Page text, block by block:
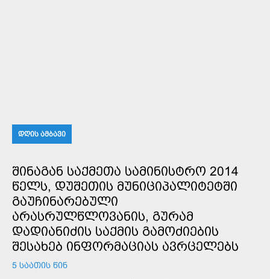
ᲓᲦᲘᲡ ᲐᲛᲑᲐᲕᲘ
ᲨᲘᲜᲐᲒᲐᲜ ᲡᲐᲥᲛᲔᲗᲐ ᲡᲐᲛᲘᲜᲘᲡᲢᲠᲝ 2014
ᲬᲔᲚᲡ, ᲓᲣᲨᲔᲗᲘᲡ ᲛᲣᲜᲘᲪᲘᲞᲐᲚᲘᲢᲔᲢᲨᲘ
ᲒᲐᲣᲩᲘᲜᲐᲠᲔᲑᲣᲚᲘ
ᲐᲠᲐᲡᲠᲣᲚᲬᲚᲝᲕᲐᲜᲘᲡ, ᲒᲣᲠᲐᲛ
ᲓᲐᲓᲘᲐᲜᲘᲫᲘᲡ ᲡᲐᲥᲛᲘᲡ ᲒᲐᲛᲝᲫᲘᲔᲑᲘᲡ
ᲨᲔᲡᲐᲮᲔᲑ ᲘᲜᲤᲝᲠᲛᲐᲪᲘᲐᲡ ᲐᲕᲠᲪᲔᲚᲔᲑᲡ
5 ᲡᲐᲐᲗᲘᲡ ᲬᲘᲜ